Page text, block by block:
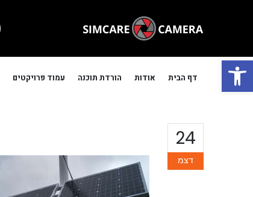
פתח סרגל נגישות
דף הבית אודות הורדת תוכנה עמוד פרויקטים
24
דצמ